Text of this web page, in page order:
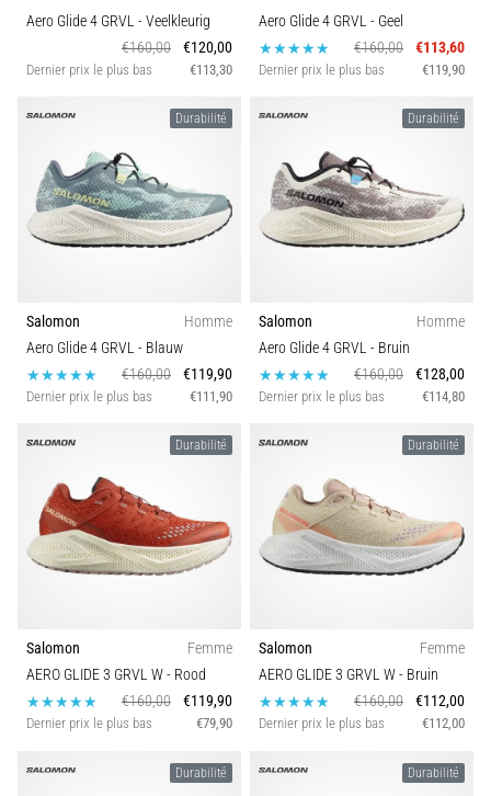
nom
syndrome
la
tibiale
(SBIT),
est
les
Aero Glide 4 GRVL - Veelkleurig
€160,00
€120,00
Dernier prix le plus bas €113,30
Aero Glide 4 GRVL - Geel
€160,00
€113,60
Dernier prix le plus bas €119,90
Durabilité
Salomon
Homme
Aero Glide 4 GRVL - Blauw
€160,00
€119,90
Dernier prix le plus bas €111,90
Durabilité
Salomon
Homme
Aero Glide 4 GRVL - Bruin
€160,00
€128,00
Dernier prix le plus bas €114,80
Durabilité
Salomon
Femme
AERO GLIDE 3 GRVL W- Rood
€160,00
€119,90
Dernier prix le plus bas €79,90
Durabilité
Salomon
Femme
AERO GLIDE 3 GRVL W- Bruin
€160,00
€112,00
Dernier prix le plus bas €112,00
Durabilité Durabilité